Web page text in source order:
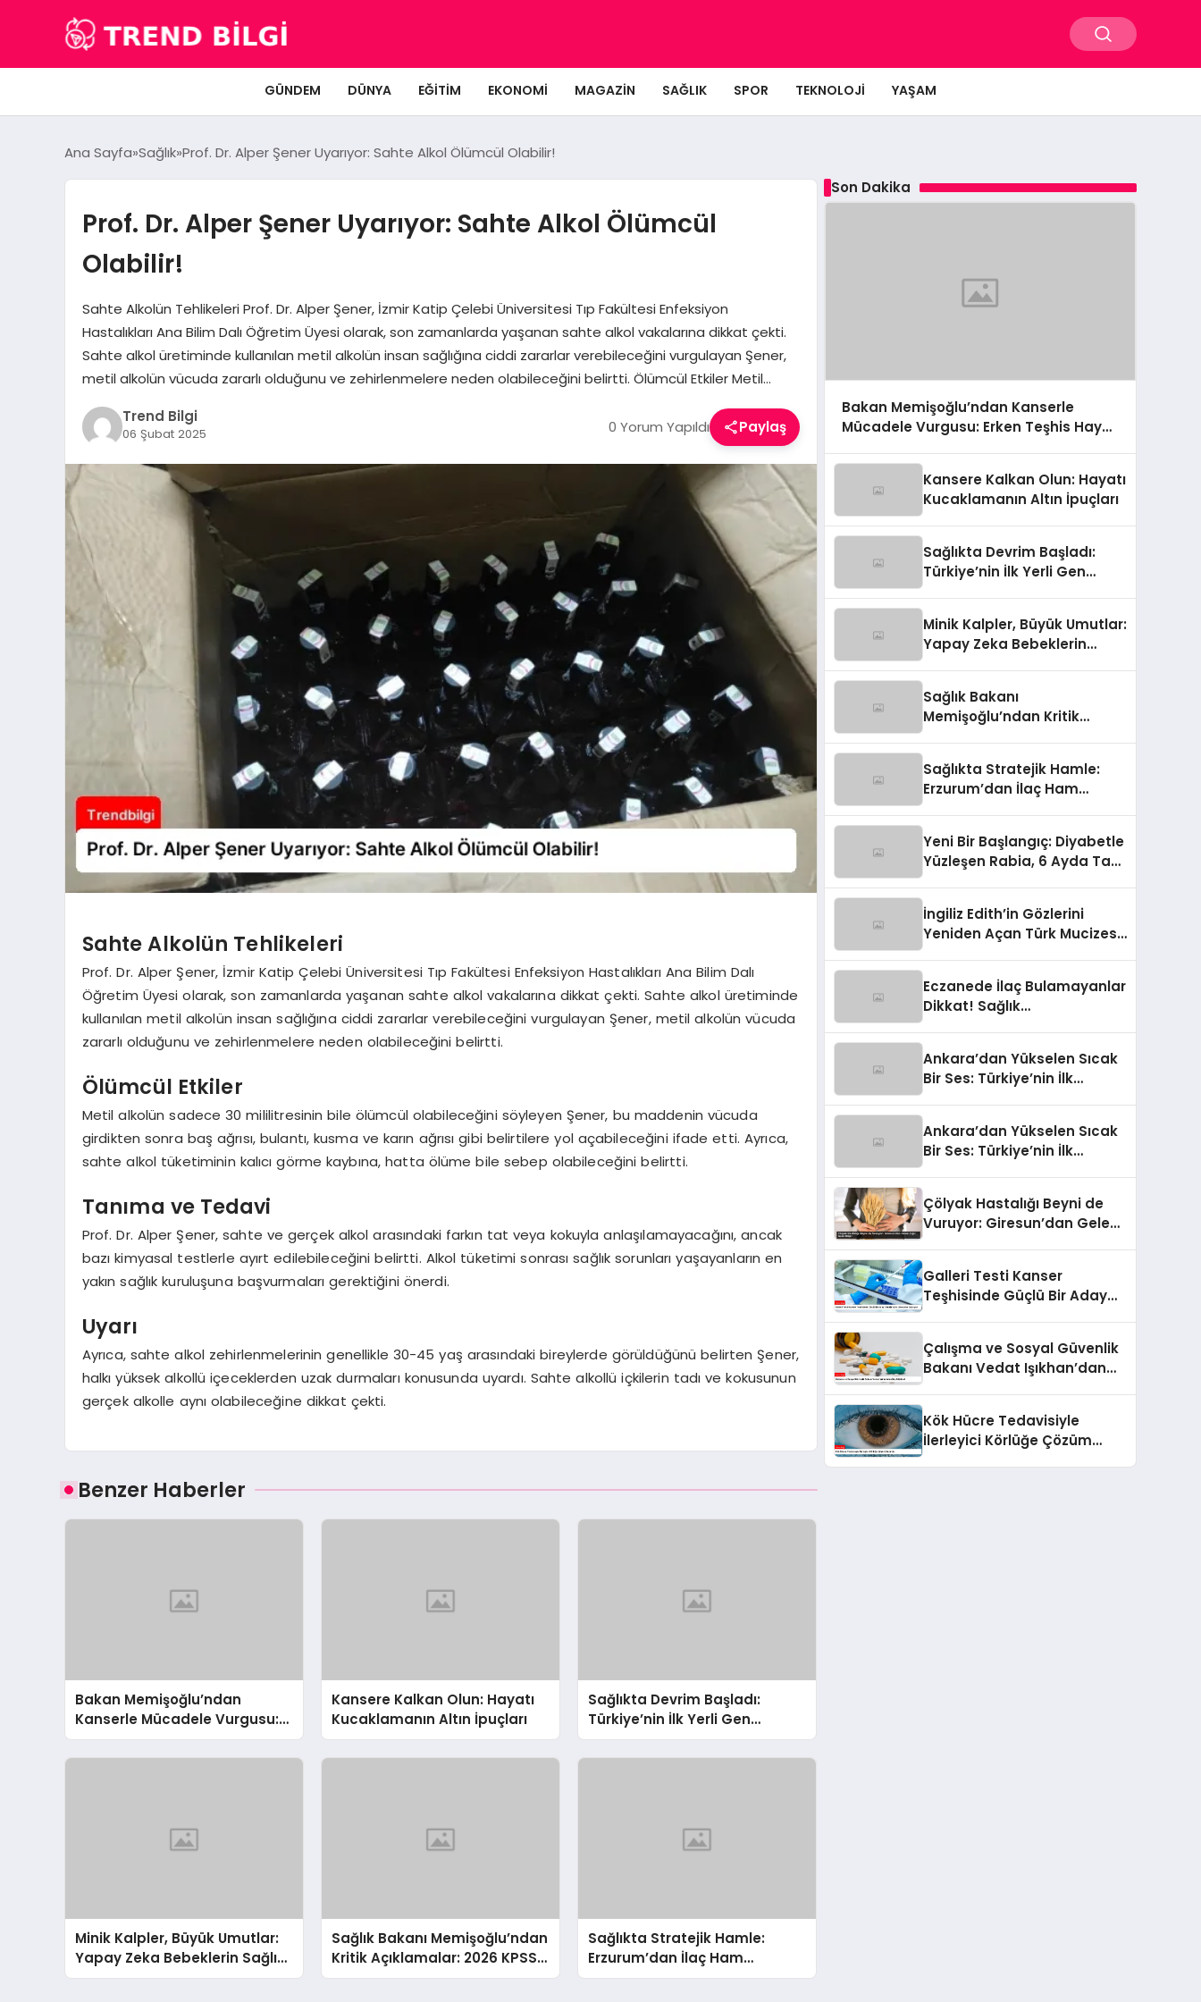
GÜNDEM DÜNYA EĞITIM EKONOMI MAGAZIN SAĞLIK SPOR TEKNOLOJI YAŞAM
Ana Sayfa Sağlık Prof. Dr. Alper Şener Uyarıyor: Sahte Alkol Ölümcül Olabilir!
Prof. Dr. Alper Şener Uyarıyor: Sahte Alkol Ölümcül
Olabilir!
Sahte Alkolün Tehlikeleri Prof. Dr. Alper Şener, İzmir Katip Çelebi Üniversitesi Tıp Fakültesi Enfeksiyon
Hastalıkları Ana Bilim Dalı Öğretim Üyesi olarak, son zamanlarda yaşanan sahte alkol vakalarına dikkat çekti.
Sahte alkol üretiminde kullanılan metil alkolün insan sağlığına ciddi zararlar verebileceğini vurgulayan Şener,
metil alkolün vücuda zararlı olduğunu ve zehirlenmelere neden olabileceğini belirtti. Ölümcül Etkiler Metil…
Trend Bilgi
06 Şubat 2025 0 Yorum Yapıldı Paylaş
Sahte Alkolün Tehlikeleri
Prof. Dr. Alper Şener, İzmir Katip Çelebi Üniversitesi Tıp Fakültesi Enfeksiyon Hastalıkları Ana Bilim Dalı
Öğretim Üyesi olarak, son zamanlarda yaşanan sahte alkol vakalarına dikkat çekti. Sahte alkol üretiminde
kullanılan metil alkolün insan sağlığına ciddi zararlar verebileceğini vurgulayan Şener, metil alkolün vücuda
zararlı olduğunu ve zehirlenmelere neden olabileceğini belirtti.
Ölümcül Etkiler
Metil alkolün sadece 30 mililitresinin bile ölümcül olabileceğini söyleyen Şener, bu maddenin vücuda
girdikten sonra baş ağrısı, bulantı, kusma ve karın ağrısı gibi belirtilere yol açabileceğini ifade etti. Ayrıca,
sahte alkol tüketiminin kalıcı görme kaybına, hatta ölüme bile sebep olabileceğini belirtti.
Tanıma ve Tedavi
Prof. Dr. Alper Şener, sahte ve gerçek alkol arasındaki farkın tat veya kokuyla anlaşılamayacağını, ancak
bazı kimyasal testlerle ayırt edilebileceğini belirtti. Alkol tüketimi sonrası sağlık sorunları yaşayanların en
yakın sağlık kuruluşuna başvurmaları gerektiğini önerdi.
Uyarı
Ayrıca, sahte alkol zehirlenmelerinin genellikle 30-45 yaş arasındaki bireylerde görüldüğünü belirten Şener,
halkı yüksek alkollü içeceklerden uzak durmaları konusunda uyardı. Sahte alkollü içkilerin tadı ve kokusunun
gerçek alkolle aynı olabileceğine dikkat çekti.
Benzer Haberler
Bakan Memişoğlu’ndan
Kanserle Mücadele Vurgusu:
Erken Teşhis Hayat Kurtarıyor!
Kansere Kalkan Olun: Hayatı
Kucaklamanın Altın İpuçları
Sağlıkta Devrim Başladı:
Türkiye’nin İlk Yerli Gen
Tedavisi Üretime Geçti!
Minik Kalpler, Büyük Umutlar:
Yapay Zeka Bebeklerin Sağlık
Takibinde Devrim Yaratıyor!
Sağlık Bakanı Memişoğlu’ndan
Kritik Açıklamalar: 2026 KPSS
Sonrası Yeni Atama Müjdesi
Sağlıkta Stratejik Hamle:
Erzurum’dan İlaç Ham
Maddesi Atağı
Son Dakika
Bakan Memişoğlu’ndan Kanserle
Mücadele Vurgusu: Erken Teşhis Hayat
Kansere Kalkan Olun: Hayatı
Kucaklamanın Altın İpuçları
Sağlıkta Devrim Başladı:
Türkiye’nin İlk Yerli Gen
Minik Kalpler, Büyük Umutlar:
Yapay Zeka Bebeklerin
Sağlık Bakanı
Memişoğlu’ndan Kritik
ve Sağlıkta Çığır Açan
Hamleler
Sağlıkta Stratejik Hamle:
Erzurum’dan İlaç Ham
Yeni Bir Başlangıç: Diyabetle
Yüzleşen Rabia, 6 Ayda Tam
İngiliz Edith’in Gözlerini
Yeniden Açan Türk Mucizesi:
Eczanede İlaç Bulamayanlar
Dikkat! Sağlık
Ankara’dan Yükselen Sıcak
Bir Ses: Türkiye’nin İlk
Ankara’dan Yükselen Sıcak
Bir Ses: Türkiye’nin İlk
Çölyak Hastalığı Beyni de
Vuruyor: Giresun’dan Gelen
Galleri Testi Kanser
Teşhisinde Güçlü Bir Aday
Çalışma ve Sosyal Güvenlik
Bakanı Vedat Işıkhan’dan
Kök Hücre Tedavisiyle
İlerleyici Körlüğe Çözüm